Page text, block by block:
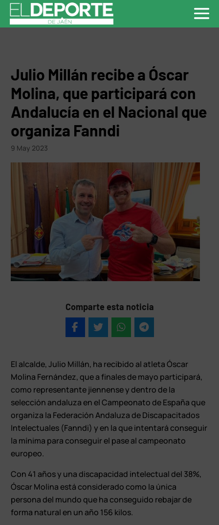
Julio Millán recibe a Óscar
Molina, que participará con
Andalucía en el Nacional que
organiza Fanndi
9 May 2023
Comparte esta noticia
El alcalde, Julio Millán, ha recibido al atleta Óscar
Molina Fernández, que a finales de mayo participará,
como representante jiennense y dentro de la
selección andaluza en el Campeonato de España que
organiza la Federación Andaluza de Discapacitados
Intelectuales (Fanndi) y en la que intentará conseguir
la mínima para conseguir el pase al campeonato
europeo.
Con 41 años y una discapacidad intelectual del 38%,
Óscar Molina está considerado como la única
persona del mundo que ha conseguido rebajar de
forma natural en un año 156 kilos.